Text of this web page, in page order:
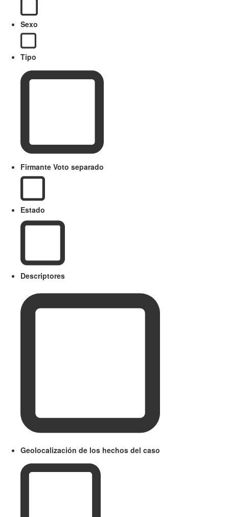
Sexo
Tipo
Firmante Voto separado
Estado
Descriptores
Geolocalización de los hechos del caso